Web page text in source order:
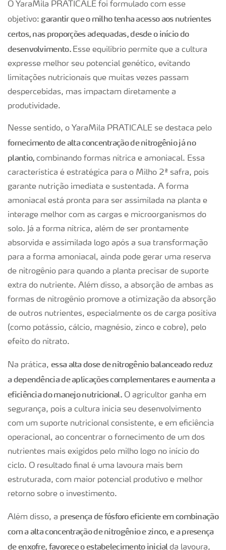
O YaraMila PRATICALE foi formulado com esse
objetivo: garantir que o milho tenha acesso aos nutrientes
certos, nas proporções adequadas, desde o início do
desenvolvimento. Esse equilíbrio permite que a cultura
expresse melhor seu potencial genético, evitando
limitações nutricionais que muitas vezes passam
despercebidas, mas impactam diretamente a
produtividade.
Nesse sentido, o YaraMila PRATICALE se destaca pelo
fornecimento de alta concentração de nitrogênio já no
plantio, combinando formas nítrica e amoniacal. Essa
característica é estratégica para o Milho 2ª safra, pois
garante nutrição imediata e sustentada. A forma
amoniacal está pronta para ser assimilada na planta e
interage melhor com as cargas e microorganismos do
solo. Já a forma nítrica, além de ser prontamente
absorvida e assimilada logo após a sua transformação
para a forma amoniacal, ainda pode gerar uma reserva
de nitrogênio para quando a planta precisar de suporte
extra do nutriente. Além disso, a absorção de ambas as
formas de nitrogênio promove a otimização da absorção
de outros nutrientes, especialmente os de carga positiva
(como potássio, cálcio, magnésio, zinco e cobre), pelo
efeito do nitrato.
Na prática, essa alta dose de nitrogênio balanceado reduz
a dependência de aplicações complementares e aumenta a
eficiência do manejo nutricional.O agricultor ganha em
segurança, pois a cultura inicia seu desenvolvimento
com um suporte nutricional consistente, e em eficiência
operacional, ao concentrar o fornecimento de um dos
nutrientes mais exigidos pelo milho logo no início do
ciclo. O resultado final é uma lavoura mais bem
estruturada, com maior potencial produtivo e melhor
retorno sobre o investimento.
Além disso, a presença de fósforo eficiente em combinação
com a alta concentração de nitrogênio e zinco, e a presença
de enxofre, favorece o estabelecimento inicialda lavoura,